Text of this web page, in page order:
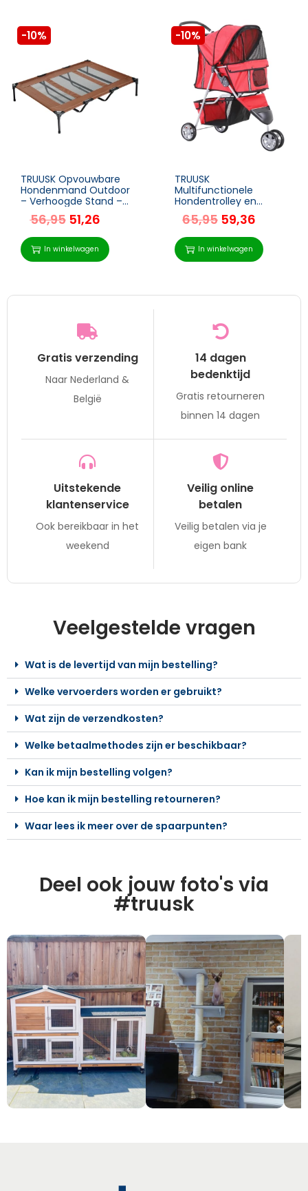
-10%
TRUUSK Opvouwbare
Hondenmand Outdoor
– Verhoogde Stand –
122cm x 92cm x 23cm
– Koffie Bruin + Zwart –
Voor Honden tot 10 kg
56,95 51,26
In winkelwagen
-10%
TRUUSK
Multifunctionele
Hondentrolley en
Kattenbuggy –
Inklapbaar – Veelkleurig
(Rood) – Met
Netvensters – Geschikt
voor Honden
65,95 59,36
In winkelwagen
Gratis verzending
Naar Nederland &
België
14 dagen
bedenktijd
Gratis retourneren
binnen 14 dagen
Uitstekende
klantenservice
Ook bereikbaar in het
weekend
Veilig online
betalen
Veilig betalen via je
eigen bank
Veelgestelde vragen
Wat is de levertijd van mijn bestelling?
Welke vervoerders worden er gebruikt?
Wat zijn de verzendkosten?
Welke betaalmethodes zijn er beschikbaar?
Kan ik mijn bestelling volgen?
Hoe kan ik mijn bestelling retourneren?
Waar lees ik meer over de spaarpunten?
Deel ook jouw foto's via
#truusk